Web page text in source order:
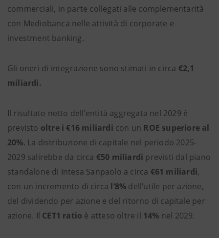
commerciali, in parte collegati alle complementarità
con Mediobanca nelle attività di corporate e
investment banking.
Gli oneri di integrazione sono stimati in circa €2,1
miliardi.
Il risultato netto dell’entità aggregata nel 2029 è
previsto oltre i €16 miliardi con un ROE superiore al
20%. La distribuzione di capitale nel periodo 2025-
2029 salirebbe da circa €50 miliardi previsti dal piano
standalone di Intesa Sanpaolo a circa €61 miliardi,
con un incremento di circa l’8% dell’utile per azione,
del dividendo per azione e del ritorno di capitale per
azione. Il CET1 ratio è atteso oltre il 14% nel 2029.